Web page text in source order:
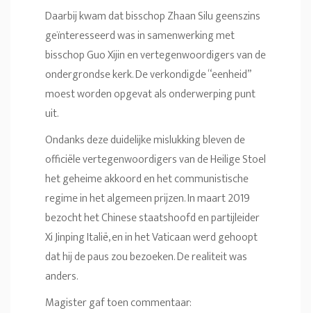
Daarbij kwam dat bisschop Zhaan Silu geenszins
geïnteresseerd was in samenwerking met
bisschop Guo Xijin en vertegenwoordigers van de
ondergrondse kerk. De verkondigde “eenheid”
moest worden opgevat als onderwerping punt
uit.
Ondanks deze duidelijke mislukking bleven de
officiële vertegenwoordigers van de Heilige Stoel
het geheime akkoord en het communistische
regime in het algemeen prijzen. In maart 2019
bezocht het Chinese staatshoofd en partijleider
Xi Jinping Italië, en in het Vaticaan werd gehoopt
dat hij de paus zou bezoeken. De realiteit was
anders.
Magister gaf toen commentaar: